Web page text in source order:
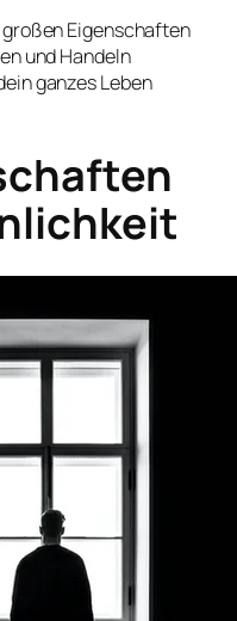
Eigenschaften
und Handeln
ganzes Leben